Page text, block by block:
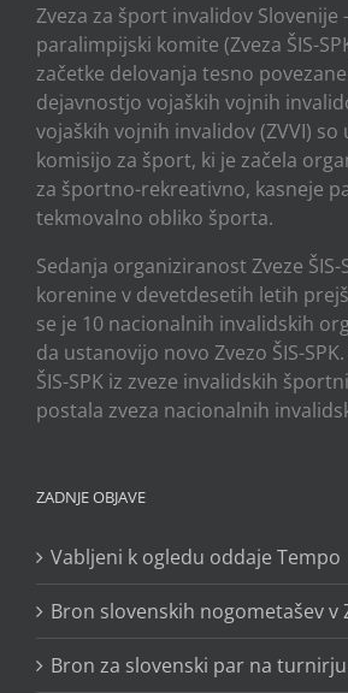
Zveza za šport invalidov Slovenije
paralimpijski komite (Zveza ŠIS-
začetke delovanja tesno
dejavnostjo vojaških vojnih
vojaških vojnih invalidov (ZVVI) so
komisijo za šport, ki je začela
za športno-rekreativno, kasneje
tekmovalno obliko športa.
Sedanja organiziranost Zveze ŠIS-
korenine v devetdesetih letih
se je 10 nacionalnih invalidskih
da ustanovijo novo Zvezo ŠIS-
ŠIS-SPK iz zveze invalidskih
postala zveza nacionalnih
ZADNJE OBJAVE
Vabljeni k ogledu oddaje Tempo
Bron slovenskih nogometašev v
Bron za slovenski par na